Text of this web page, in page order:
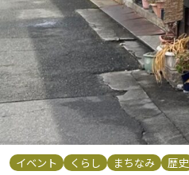
イベント くらし まちなみ 歴史